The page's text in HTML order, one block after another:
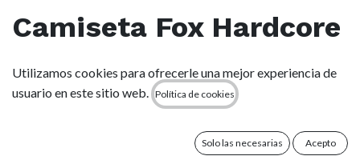
Camiseta Fox Hardcore
195 Original - Black
(blk)
Colección exclusiva que captura la energía de la cultura de las
Utilizamos cookies para ofrecerle una mejor experiencia de
usuario en este sitio web.
Política de cookies
Solo las necesarias Acepto